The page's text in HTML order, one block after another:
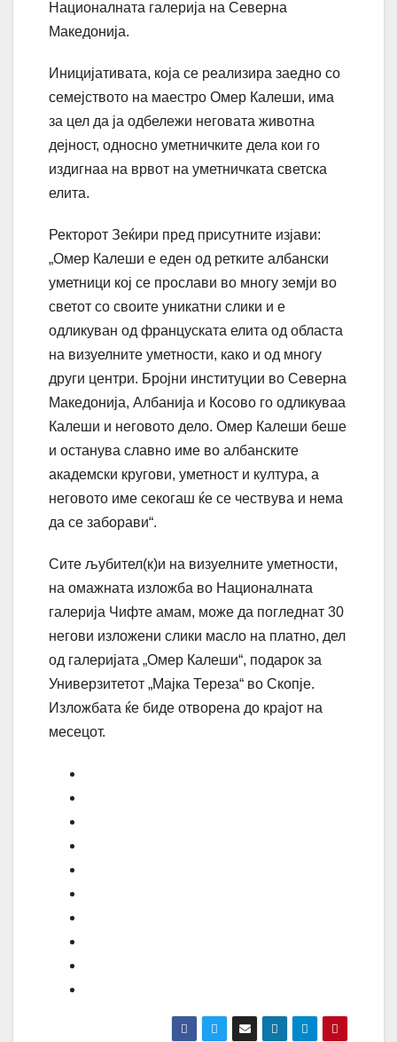
Националната галерија на Северна
Македонија.
Иницијативата, која се реализира заедно со
семејството на маестро Омер Калеши, има
за цел да ја одбележи неговата животна
дејност, односно уметничките дела кои го
издигнаа на врвот на уметничката светска
елита.
Ректорот Зеќири пред присутните изјави:
„Омер Калеши е еден од ретките албански
уметници кој се прослави во многу земји во
светот со своите уникатни слики и е
одликуван од француската елита од областа
на визуелните уметности, како и од многу
други центри. Бројни институции во Северна
Македонија, Албанија и Косово го одликуваа
Калеши и неговото дело. Омер Калеши беше
и останува славно име во албанските
академски кругови, уметност и култура, а
неговото име секогаш ќе се чествува и нема
да се заборави“.
Сите љубител(к)и на визуелните уметности,
на омажната изложба во Националната
галерија Чифте амам, може да погледнат 30
негови изложени слики масло на платно, дел
од галеријата „Омер Калеши“, подарок за
Универзитетот „Мајка Тереза“ во Скопје.
Изложбата ќе биде отворена до крајот на
месецот.